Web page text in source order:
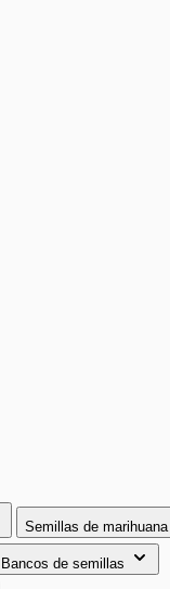
Semillas de marihuana
Bancos de semillas